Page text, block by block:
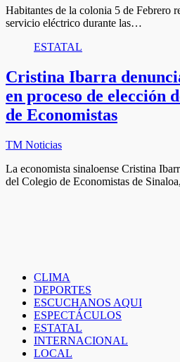
Habitantes de la colonia 5 de Febrero
servicio eléctrico durante las…
ESTATAL
Cristina Ibarra
en proceso de elección
de Economistas
TM Noticias
La economista sinaloense Cristina
del Colegio de Economistas de
CLIMA
DEPORTES
ESCUCHANOS AQUI
ESPECTÁCULOS
ESTATAL
INTERNACIONAL
LOCAL